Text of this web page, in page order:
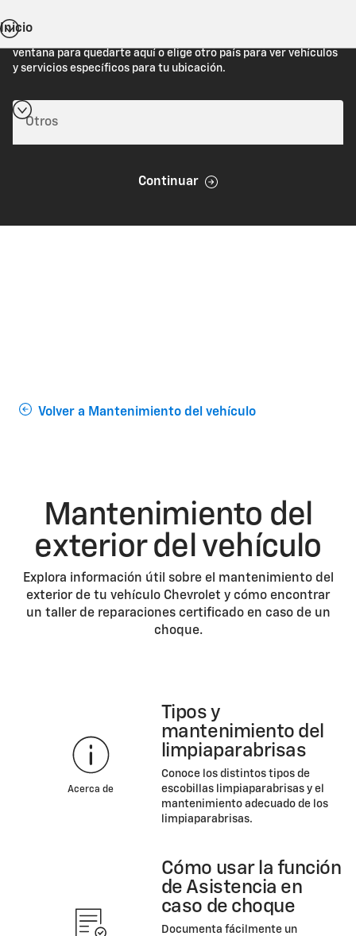
Estás viendo Chevrolet.com (Estados Unidos). Cierra esta
ventana para quedarte aquí o elige otro país para ver vehículos
y servicios específicos para tu ubicación.
Continuar
Inicio
Volver a Mantenimiento del vehículo
Mantenimiento del
exterior del vehículo
Explora información útil sobre el mantenimiento del
exterior de tu vehículo Chevrolet y cómo encontrar
un taller de reparaciones certificado en caso de un
choque.
Acerca de
Tipos y
mantenimiento del
limpiaparabrisas
Conoce los distintos tipos de
escobillas limpiaparabrisas y el
mantenimiento adecuado de los
limpiaparabrisas.
Cómo usar la función
de Asistencia en
caso de choque
Documenta fácilmente un